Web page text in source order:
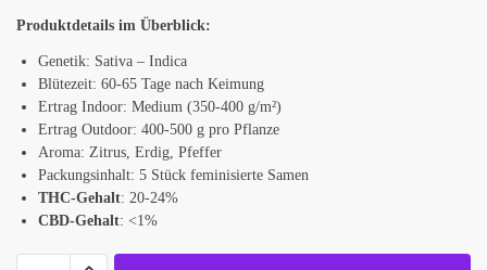
Produktdetails im Überblick:
Genetik: Sativa – Indica
Blütezeit: 60-65 Tage nach Keimung
Ertrag Indoor: Medium (350-400 g/m²)
Ertrag Outdoor: 400-500 g pro Pflanze
Aroma: Zitrus, Erdig, Pfeffer
Packungsinhalt: 5 Stück feminisierte Samen
THC-Gehalt: 20-24%
CBD-Gehalt: <1%